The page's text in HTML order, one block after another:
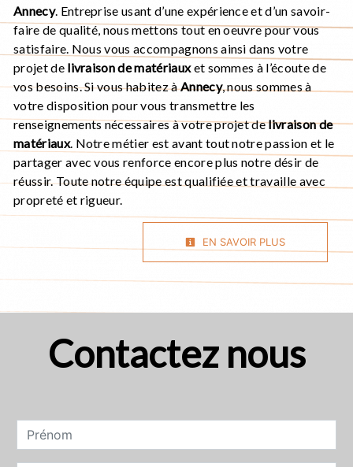
Annecy. Entreprise usant d’une expérience et d’un savoir-
faire de qualité, nous mettons tout en oeuvre pour vous
satisfaire. Nous vous accompagnons ainsi dans votre
projet de livraison de matériauxet sommes à l’écoute de
vos besoins. Si vous habitez àAnnecy, nous sommes à
votre disposition pour vous transmettre les
renseignements nécessaires à votre projet delivraison de
matériaux. Notre métier est avant tout notre passion et le
partager avec vous renforce encore plus notre désir de
réussir. Toute notre équipe est qualifiée et travaille avec
propreté et rigueur.
EN SAVOIR PLUS
Contactez nous